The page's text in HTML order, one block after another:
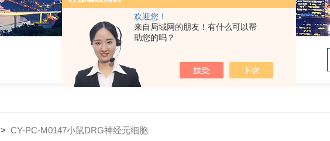
欢迎您！
来自局域网的朋友！有什么可以帮
助您的吗？
>CY-PC-M0147小鼠DRG神经元细胞